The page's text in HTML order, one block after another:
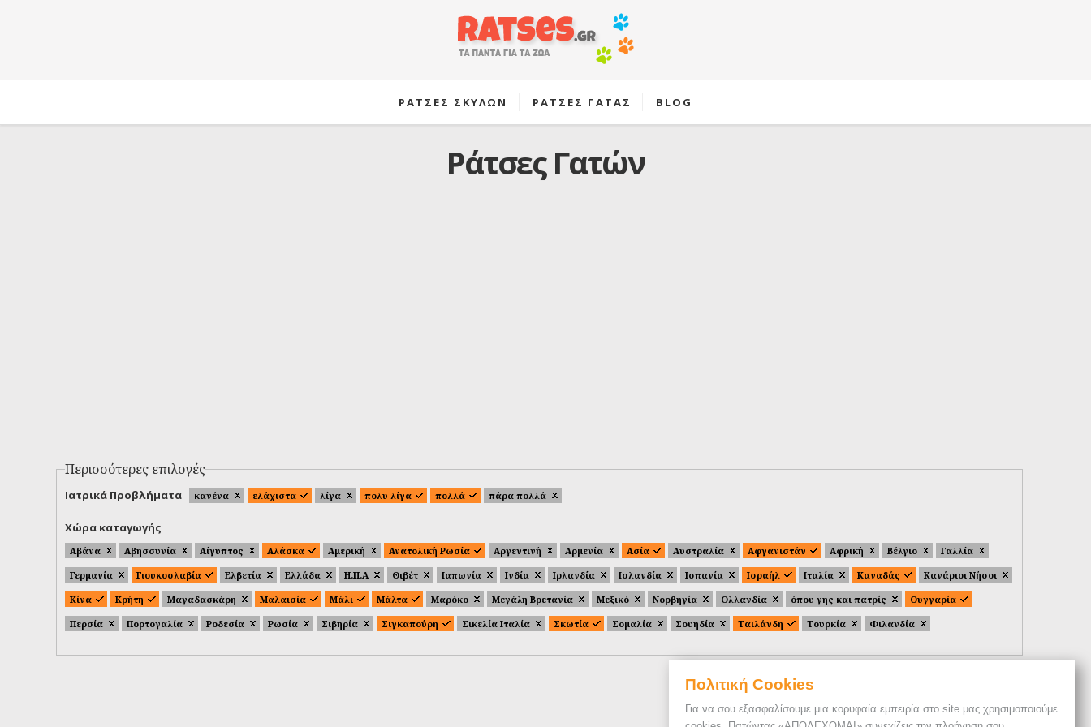
Πολιτική Cookies
Για να σου εξασφαλίσουμε μια κορυφαία εμπειρία στο site μας χρησιμοποιούμε
ΡΑΤΣΕΣ ΣΚΥΛΩΝ ΡΑΤΣΕΣ ΓΑΤΑΣ BLOG
Ράτσες Γατών
Περισσότερες επιλογές
Ιατρικά Προβλήματα κανένα ελάχιστα λίγα πολυ λίγα πολλά πάρα πολλά
Χώρα καταγωγής
Αβάνα Αβησσυνία Αίγυπτος Αλάσκα Αμερική Ανατολική Ρωσία Αργεντινή Αρμενία Ασία Αυστραλία Αφγανιστάν Αφρική Βέλγιο
Γαλλία
Γερμανία
Γιουκοσλαβία Ελβετία Ελλάδα Η.Π.Α Θιβέτ Ιαπωνία Ινδία Ιρλανδία Ισλανδία Ισπανία Ισραήλ Ιταλία Καναδάς
Κανάριοι Νήσοι
Κίνα
Κρήτη Μαγαδασκάρη Μαλαισία Μάλι Μάλτα Μαρόκο Μεγάλη Βρετανία Μεξικό Νορβηγία Ολλανδία όπου γης και πατρίς
Ουγγαρία
Περσία
Πορτογαλία Ροδεσία Ρωσία Σιβηρία Σιγκαπούρη Σικελία Ιταλία Σκωτία Σομαλία Σουηδία Ταιλάνδη Τουρκία Φιλανδία